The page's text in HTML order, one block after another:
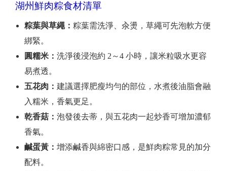
湖州鮮肉粽食材清單
粽葉與草繩： 粽葉需洗淨、汆燙，草繩可先泡軟方便
綁緊。
圓糯米： 洗淨後浸泡約 2～4 小時，讓米粒吸水更容
易煮透。
五花肉： 建議選擇肥瘦均勻的部位，水煮後油脂會融
入糯米，香氣更足。
乾香菇： 泡發後去蒂，與五花肉一起炒香可增加濃郁
香氣。
鹹蛋黃： 增添鹹香與綿密口感，是鮮肉粽常見的加分
配料。